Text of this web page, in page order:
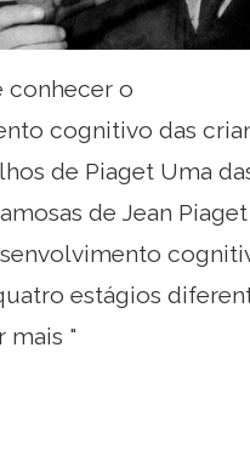
conhecer o
cognitivo das
de Piaget Uma
de Jean
estágios
mais "